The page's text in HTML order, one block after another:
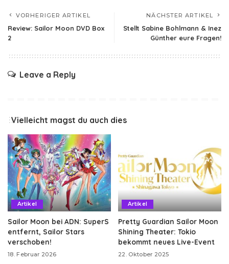
VORHERIGER ARTIKEL
Review: Sailor Moon DVD Box
2
NÄCHSTER ARTIKEL
Stellt Sabine Bohlmann & Inez
Günther eure Fragen!
Leave a Reply
Vielleicht magst du auch dies
Artikel
Sailor Moon bei ADN: SuperS
entfernt, Sailor Stars
verschoben!
18. Februar 2026
Artikel
Pretty Guardian Sailor Moon
Shining Theater: Tokio
bekommt neues Live-Event
22. Oktober 2025